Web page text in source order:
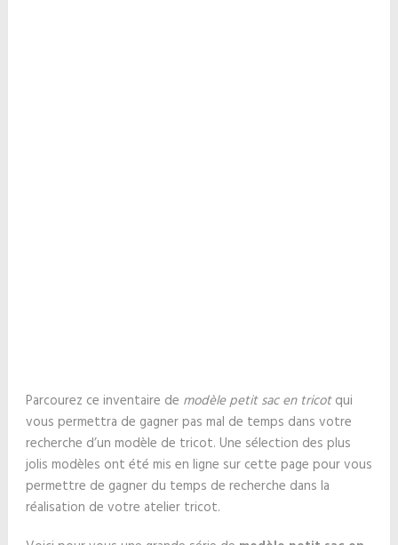
Parcourez ce inventaire de modèle petit sac en tricotqui
vous permettra de gagner pas mal de temps dans votre
recherche d’un modèle de tricot. Une sélection des plus
jolis modèles ont été mis en ligne sur cette page pour vous
permettre de gagner du temps de recherche dans la
réalisation de votre atelier tricot.